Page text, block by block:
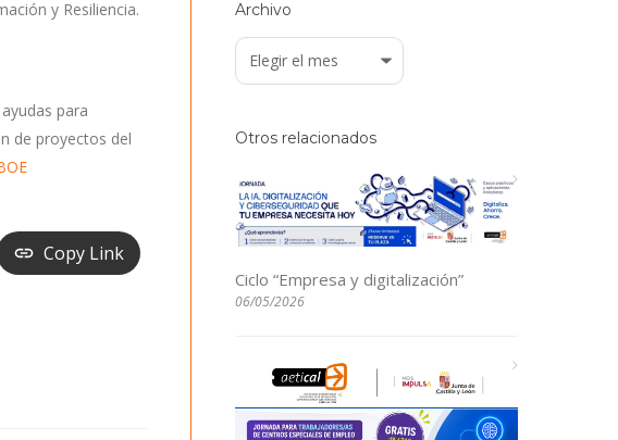
y Resiliencia.
para
de proyectos del
Copy Link
Archivo
Archivo
Otros relacionados
Ciclo “Empresa y digitalización”
06/05/2026